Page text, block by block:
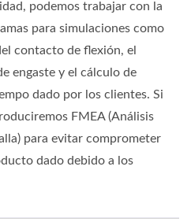
podemos trabajar con la
para simulaciones como
contacto de flexión, el
engaste y el cálculo de
dado por los clientes. Si
FMEA (Análisis
para evitar comprometer
dado debido a los